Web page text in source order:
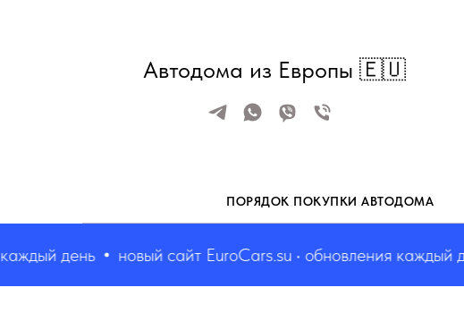
Автодома из Европы 🇪🇺
ПОРЯДОК ПОКУПКИ АВТОДОМА
день новый сайт EuroCars.su • обновления каждый день